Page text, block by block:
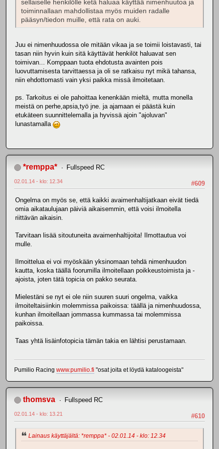
sellaiselle henkilölle ketä haluaa käyttää nimenhuutoa ja
toiminnallaan mahdollistaa myös muiden radalle
pääsyn/tiedon muille, että rata on auki.
Juu ei nimenhuudossa ole mitään vikaa ja se toimii loistavasti, tai
tasan niin hyvin kuin sitä käyttävät henkilöt haluavat sen
toimivan... Komppaan tuota ehdotusta avainten pois
luovuttamisesta tarvittaessa ja oli se ratkaisu nyt mikä tahansa,
niin ehdottomasti vain yksi paikka missä ilmoitetaan.
ps. Tarkoitus ei ole pahoittaa kenenkään mieltä, mutta monella
meistä on perhe,apsia,työ jne. ja ajamaan ei päästä kuin
etukäteen suunnittelemalla ja hyvissä ajoin "ajoluvan"
lunastamalla
*remppa* Fullspeed RC
#609
02.01.14 - klo: 12.34
Ongelma on myös se, että kaikki avaimenhaltijatkaan eivät tiedä
omia aikataulujaan päiviä aikaisemmin, että voisi ilmoitella
riittävän aikaisin.
Tarvitaan lisää sitoutuneita avaimenhaltijoita! Ilmottautua voi
mulle.
Ilmoittelua ei voi myöskään yksinomaan tehdä nimenhuudon
kautta, koska täällä foorumilla ilmoitellaan poikkeustoimista ja -
ajoista, joten tätä topicia on pakko seurata.
Mielestäni se nyt ei ole niin suuren suuri ongelma, vaikka
ilmoiteltaisiinkin molemmissa paikoissa: täällä ja nimenhuudossa,
kunhan ilmoitellaan jommassa kummassa tai molemmissa
paikoissa.
Taas yhtä lisäinfotopicia tämän takia en lähtisi perustamaan.
Pumilio Racing www.pumilio.fi "osat joita et löydä kataloogeista"
thomsva Fullspeed RC
#610
02.01.14 - klo: 13.21
Lainaus käyttäjältä: *remppa* - 02.01.14 - klo: 12.34